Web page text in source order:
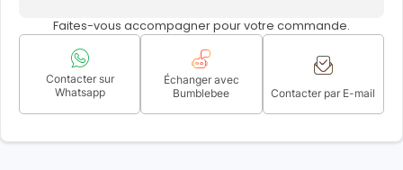
Faites-vous accompagner pour votre commande.
Contacter sur
Whatsapp
Échanger avec
Bumblebee
Contacter par E-mail